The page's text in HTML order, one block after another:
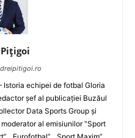
Istoria echipei de fotbal Gloria
şef al publicaţiei Buzăul
Data Sports Group şi
al emisiunilor "Sport